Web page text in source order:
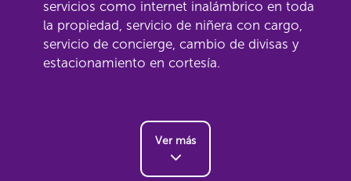
servicios como internet inalámbrico en toda
la propiedad, servicio de niñera con cargo,
servicio de concierge, cambio de divisas y
estacionamiento en cortesía.
Ver más